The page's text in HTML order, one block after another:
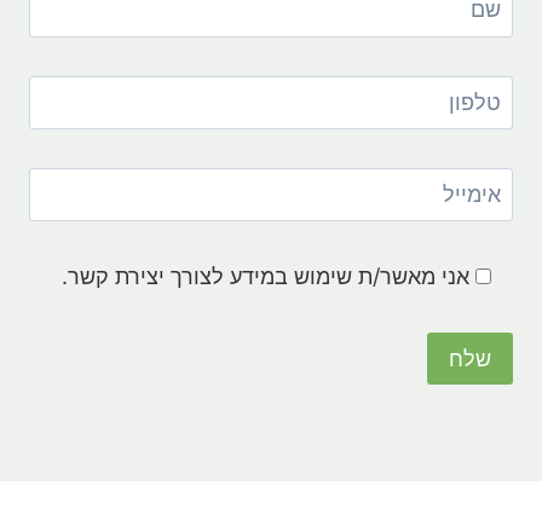
אני מאשר/ת שימוש במידע לצורך יצירת קשר.